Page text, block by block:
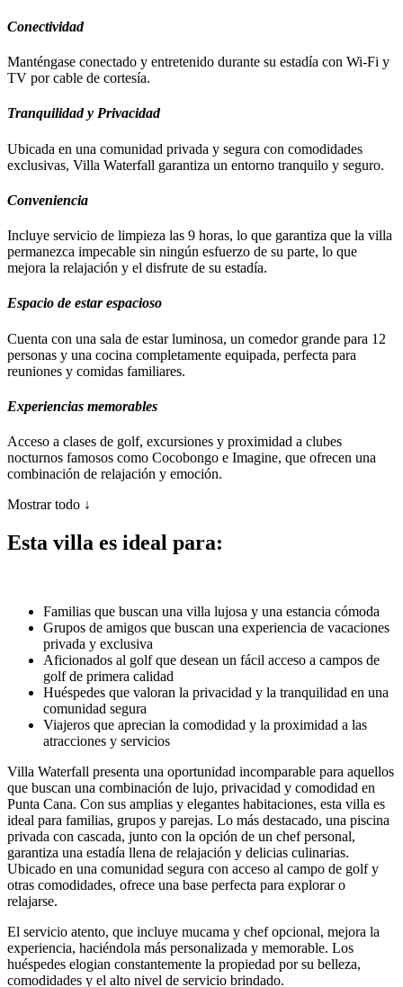
Conectividad
Manténgase conectado y entretenido durante su estadía con Wi-Fi y
TV por cable de cortesía.
Tranquilidad y Privacidad
Ubicada en una comunidad privada y segura con comodidades
exclusivas, Villa Waterfall garantiza un entorno tranquilo y seguro.
Conveniencia
Incluye servicio de limpieza las 9 horas, lo que garantiza que la villa
permanezca impecable sin ningún esfuerzo de su parte, lo que
mejora la relajación y el disfrute de su estadía.
Espacio de estar espacioso
Cuenta con una sala de estar luminosa, un comedor grande para 12
personas y una cocina completamente equipada, perfecta para
reuniones y comidas familiares.
Experiencias memorables
Acceso a clases de golf, excursiones y proximidad a clubes
nocturnos famosos como Cocobongo e Imagine, que ofrecen una
combinación de relajación y emoción.
Mostrar todo ↓
Esta villa es ideal para:
Familias que buscan una villa lujosa y una estancia cómoda
Grupos de amigos que buscan una experiencia de vacaciones
privada y exclusiva
Aficionados al golfque desean un fácil acceso a campos de
golf de primera calidad
Huéspedes que valoran la privacidad y la tranquilidad en una
comunidad segura
Viajeros que aprecian la comodidad y la proximidad a las
atracciones y servicios
Villa Waterfall presenta una oportunidad incomparable para aquellos
que buscan una combinación de lujo, privacidad y comodidad en
Punta Cana. Con sus amplias y elegantes habitaciones, esta villa es
ideal para familias, grupos y parejas. Lo más destacado, una piscina
privada con cascada, junto con la opción de un chef personal,
garantiza una estadía llena de relajación y delicias culinarias.
Ubicado en una comunidad segura con acceso al campo de golf y
otras comodidades, ofrece una base perfecta para explorar o
relajarse.
El servicio atento, que incluye mucama y chef opcional, mejora la
experiencia, haciéndola más personalizada y memorable. Los
huéspedes elogian constantemente la propiedad por su belleza,
comodidades y el alto nivel de servicio brindado.